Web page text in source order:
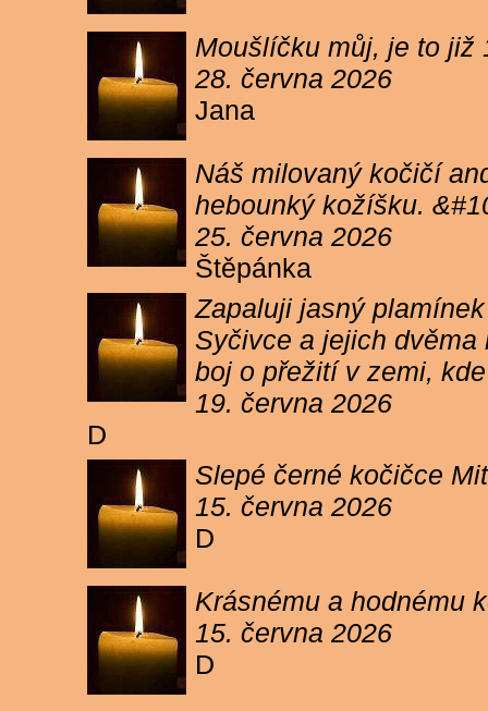
Moušlíčku můj, je to již
28. června 2026
Jana
Náš milovaný kočičí
hebounký kožíšku.
25. června 2026
Štěpánka
Zapaluji jasný
Syčivce a jejich
boj o přežití v zemi,
19. června 2026
D
Slepé černé kočičce
15. června 2026
D
Krásnému a hodnému
15. června 2026
D